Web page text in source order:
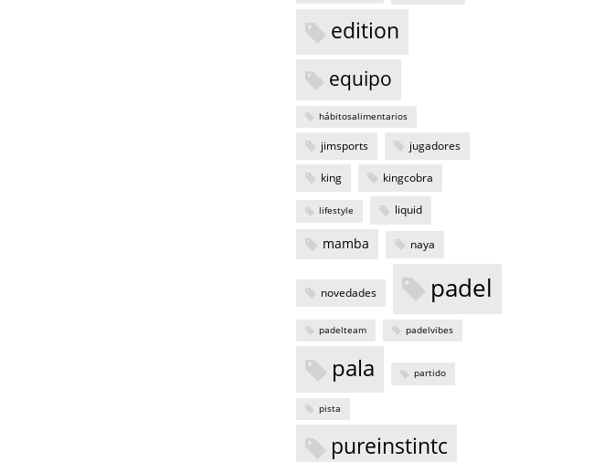
edition
equipo
hábitosalimentarios
jimsports jugadores
king kingcobra
lifestyle liquid
mamba naya
novedades padel
padelteam padelvibes
pala partido
pista
pureinstintc